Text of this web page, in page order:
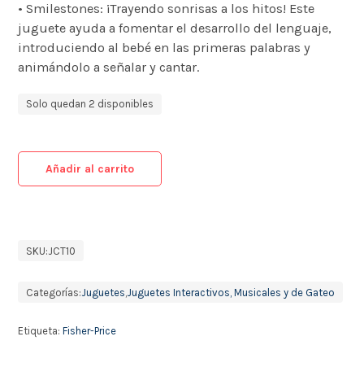
• Smilestones: ¡Trayendo sonrisas a los hitos! Este
juguete ayuda a fomentar el desarrollo del lenguaje,
introduciendo al bebé en las primeras palabras y
animándolo a señalar y cantar.
Solo quedan 2 disponibles
Añadir al carrito
SKU:JCT10
Categorías:Juguetes Juguetes Interactivos, Musicales y de Gateo
Etiqueta:Fisher-Price